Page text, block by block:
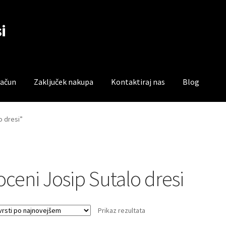
Zaključek nakupa Kontaktiraj nas Blog
Trgovina
dresi”
Josip Sutalo dresi
Prikaz rezultata